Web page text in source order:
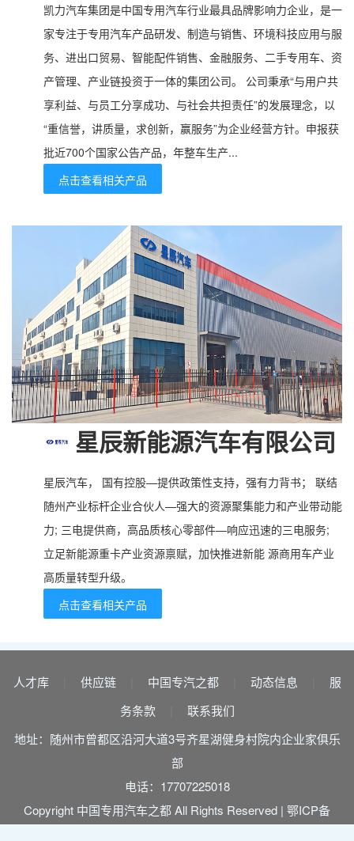
凯力汽车集团是中国专用汽车行业最具品牌影响力企业，是一
家专注于专用汽车产品研发、制造与销售、环境科技应用与服
务、进出口贸易、智能配件销售、金融服务、二手专用车、资
产管理、产业链投资于一体的集团公司。 公司秉承“与用户共
享利益、与员工分享成功、与社会共担责任”的发展理念，以
“重信誉，讲质量，求创新，赢服务”为企业经营方针。申报获
批近700个国家公告产品，年整车生产...
点击查看相关产品
星辰新能源汽车有限公司
星辰汽车， 国有控股—提供政策性支持，强有力背书； 联结
随州产业标杆企业合伙人—强大的资源聚集能力和产业带动能
力; 三电提供商，高品质核心零部件—响应迅速的三电服务;
立足新能源重卡产业资源禀赋，加快推进新能 源商用车产业
高质量转型升级。
点击查看相关产品
人才库 供应链 中国专汽之都 动态信息
服
务条款
联系我们
地址：随州市曾都区沿河大道3号齐星湖健身村院内企业家俱乐
部
电话：17707225018
Copyright 中国专用汽车之都 All Rights Reserved | 鄂ICP备